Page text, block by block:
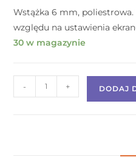
Wstążka 6 mm,
względu na ustawienia
30 w magazynie
- + DODAJ